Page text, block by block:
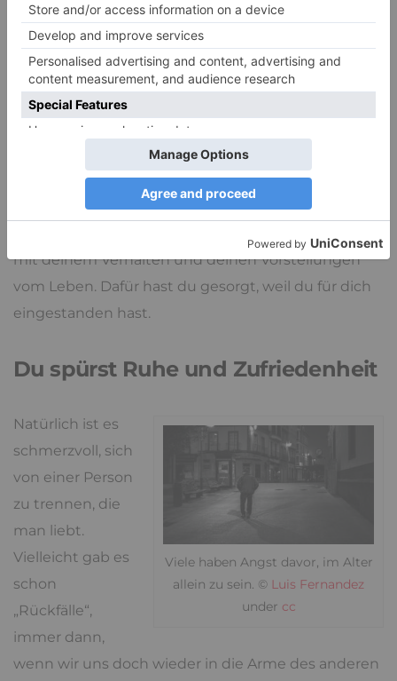
Du bist in Einklang mit dir
Sobald du Grenzen setzt und dich aus einer
beispielsweise toxischen Konstellation befreist,
fühlst du, dass du dich wieder im Gleichgewicht
befindest. Deine Einstellungen, dein Wertesystem,
deine Selbstwahrnehmung, das heißt, so wie du
mit deinem Verhalten und deinen Vorstellungen
vom Leben. Dafür hast du gesorgt, weil du für dich
eingestanden hast.
Du spürst Ruhe und Zufriedenheit
Viele haben Angst davor, im Alter
allein zu sein. © Luis Fernandez
under cc
Natürlich ist es
schmerzvoll, sich
von einer Person
zu trennen, die
man liebt.
Vielleicht gab es
schon
„Rückfälle“,
immer dann,
wenn wir uns doch wieder in die Arme des anderen